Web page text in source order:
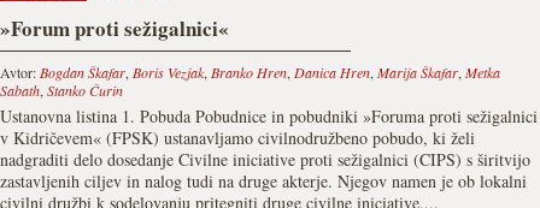
»Forum proti sežigalnici«
Avtor: Bogdan Škafar, Boris Vezjak, Branko Hren, Danica Hren, Marija Škafar, Metka
Sabath, Stanko Čurin
Ustanovna listina 1. Pobuda Pobudnice in pobudniki »Foruma proti sežigalnici
v Kidričevem« (FPSK) ustanavljamo civilnodružbeno pobudo, ki želi
nadgraditi delo dosedanje Civilne iniciative proti sežigalnici (CIPS) s širitvijo
zastavljenih ciljev in nalog tudi na druge akterje. Njegov namen je ob lokalni
civilni družbi k sodelovanju pritegniti druge civilne iniciative,...